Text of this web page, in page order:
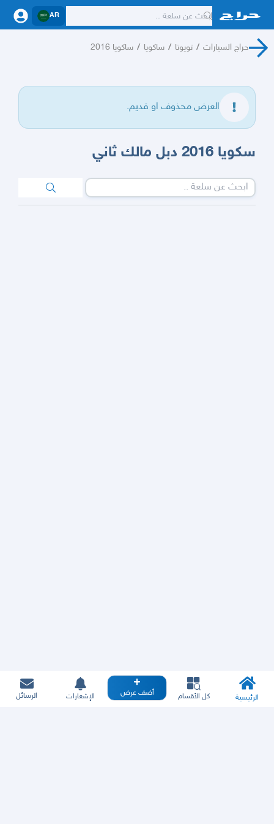
AR
حراج السيارات / تويوتا / ساكويا / ساكويا 2016
العرض محذوف او قديم.
سكويا 2016 دبل مالك ثاني
الرئيسية كل الأقسام أضف عرض الإشعارات الرسائل